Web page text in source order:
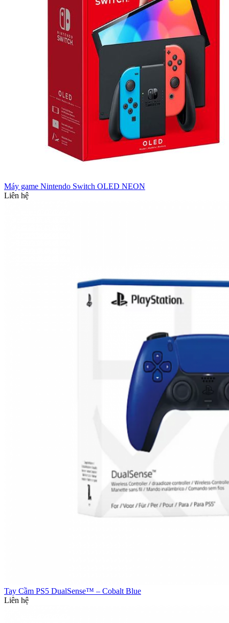
Máy game Nintendo Switch OLED NEON
Liên hệ
Tay Cầm PS5 DualSense™ – Cobalt Blue
Liên hệ